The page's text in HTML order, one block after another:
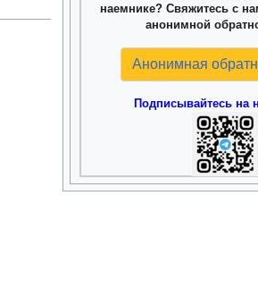
наемнике? Свяжитесь с
анонимной
Анонимная
Подписывайтесь на